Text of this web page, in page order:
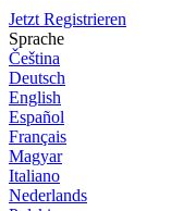
Jetzt Registrieren
Sprache
Čeština
Deutsch
English
Español
Français
Magyar
Italiano
Nederlands